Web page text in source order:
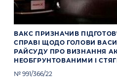
ВАКС ПРИЗНАЧИВ
СПРАВІ ЩОДО ГОЛОВИ
РАЙСУДУ ПРО ВИЗНАННЯ
НЕОБГРУНТОВАНИМИ І
ДЕРЖАВИ
№ 991/366/22